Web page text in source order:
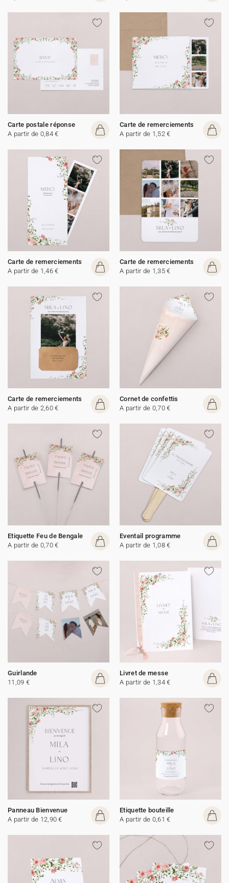
Carte postale réponse
A partir de 0,84 €
Carte de remerciements
A partir de 1,52 €
Carte de remerciements
A partir de 1,46 €
Carte de remerciements
A partir de 1,35 €
Carte de remerciements
A partir de 2,60 €
Cornet de confettis
A partir de 0,70 €
Etiquette Feu de Bengale
A partir de 0,70 €
Eventail programme
A partir de 1,08 €
Guirlande
11,09 €
Livret de messe
A partir de 1,34 €
Panneau Bienvenue
A partir de 12,90 €
Etiquette bouteille
A partir de 0,61 €